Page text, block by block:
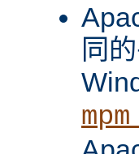
同